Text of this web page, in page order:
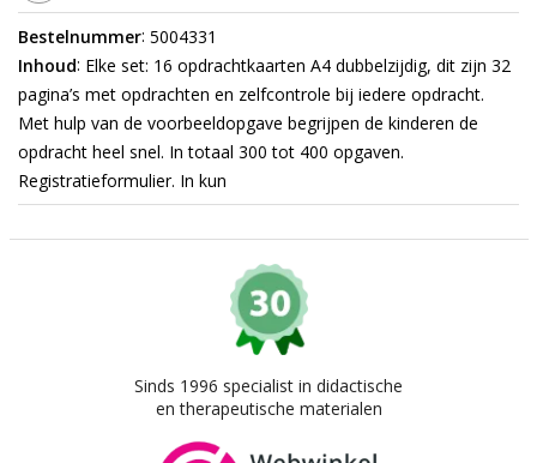
Bestelnummer: 5004331
Inhoud: Elke set: 16 opdrachtkaarten A4 dubbelzijdig, dit zijn 32
pagina’s met opdrachten en zelfcontrole bij iedere opdracht.
Met hulp van de voorbeeldopgave begrijpen de kinderen de
opdracht heel snel. In totaal 300 tot 400 opgaven.
Registratieformulier. In kun
Sinds 1996 specialist in didactische
en therapeutische materialen